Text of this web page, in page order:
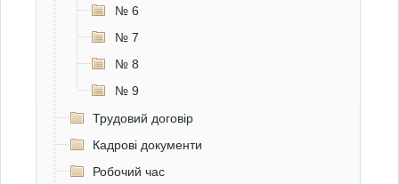
№ 6
№ 7
№ 8
№ 9
Трудовий договір
Кадрові документи
Робочий час